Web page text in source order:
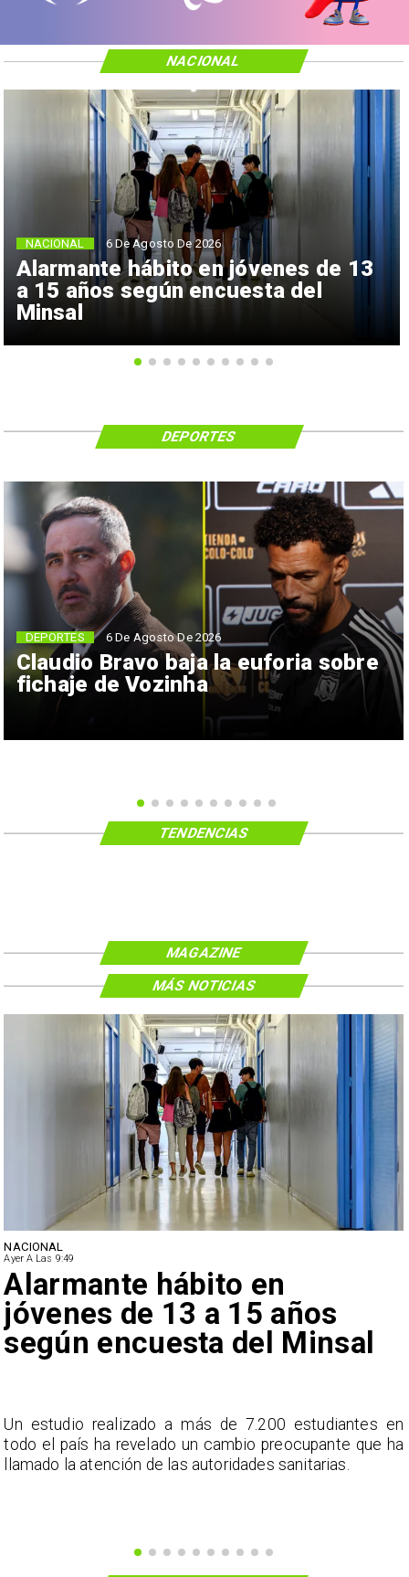
Alarmante hábito en jóvenes de 13
a 15 años según encuesta del
Minsal
NACIONAL 6 De Agosto De 2026
NACIONAL
Claudio Bravo baja la euforia sobre
fichaje de Vozinha
DEPORTES 6 De Agosto De 2026
DEPORTES
TENDENCIAS
MAGAZINE
NACIONAL
Ayer A Las 9:49
Alarmante hábito en
jóvenes de 13 a 15 años
según encuesta del Minsal
Un estudio realizado a más de 7.200 estudiantes en
todo el país ha revelado un cambio preocupante que ha
llamado la atención de las autoridades sanitarias.
MÁS NOTICIAS